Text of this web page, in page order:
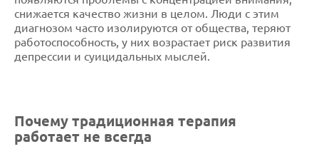
снижается качество жизни в целом. Люди с этим
диагнозом часто изолируются от общества, теряют
работоспособность, у них возрастает риск развития
депрессии и суицидальных мыслей.
Почему традиционная терапия
работает не всегда